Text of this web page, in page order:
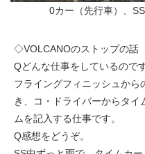
0カー（先行車）、
◇VOLCANOのストップの話
Qどんな仕事をしているので
フライングフィニッシュから
き、コ・ドライバーからタイ
ムを記入する仕事です。
Q感想をどうぞ。